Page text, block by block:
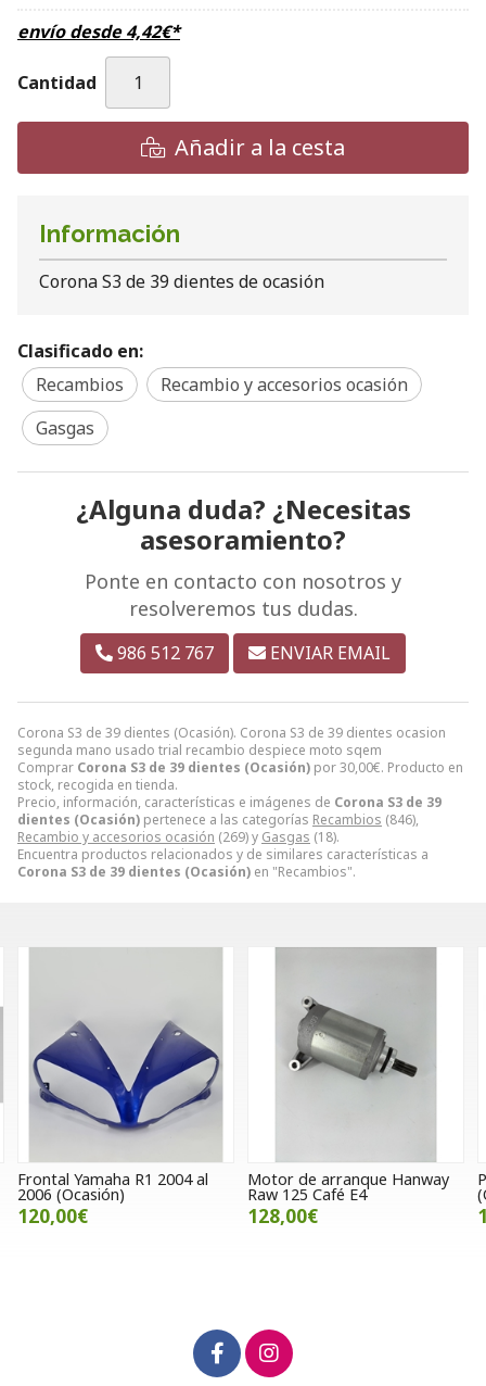
envío desde4,42€*
Cantidad
Añadir a la cesta
Corona S3 de 39 dientes (Ocasión). Corona S3 de 39 dientes ocasion
segunda mano usado trial recambio despiece moto sqem
Comprar Corona S3 de 39 dientes (Ocasión) por30,00€. Producto en
stock, recogida en tienda.
Precio, información, características e imágenes de Corona S3 de 39
dientes (Ocasión) pertenece a las categorías Recambios (846),
Recambio y accesorios ocasión (269) y Gasgas (18).
Encuentra productos relacionados y de similares características a
Corona S3 de 39 dientes (Ocasión) en "Recambios".
Información
Corona S3 de 39 dientes de ocasión
Clasificado en:
Recambios
Recambio y accesorios ocasión
Gasgas
¿Alguna duda? ¿Necesitas
asesoramiento?
Ponte en contacto con nosotros y
resolveremos tus dudas.
986 512 767 ENVIAR EMAIL
Frontal Yamaha R1 2004 al
2006 (Ocasión)
120,00€
Motor de arranque Hanway
Raw 125 Café E4
128,00€